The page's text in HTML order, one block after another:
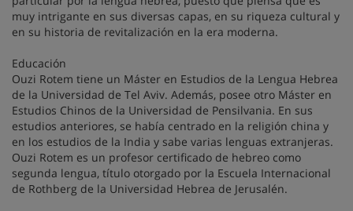
muy intrigante en sus diversas capas, en su riqueza cultural y
en su historia de revitalización en la era moderna.
Educación
Ouzi Rotem tiene un Máster en Estudios de la Lengua Hebrea
de la Universidad de Tel Aviv. Además, posee otro Máster en
Estudios Chinos de la Universidad de Pensilvania. En sus
estudios anteriores, se había centrado en la religión china y
en los estudios de la India y sabe varias lenguas extranjeras.
Ouzi Rotem es un profesor certificado de hebreo como
segunda lengua, título otorgado por la Escuela Internacional
de Rothberg de la Universidad Hebrea de Jerusalén.